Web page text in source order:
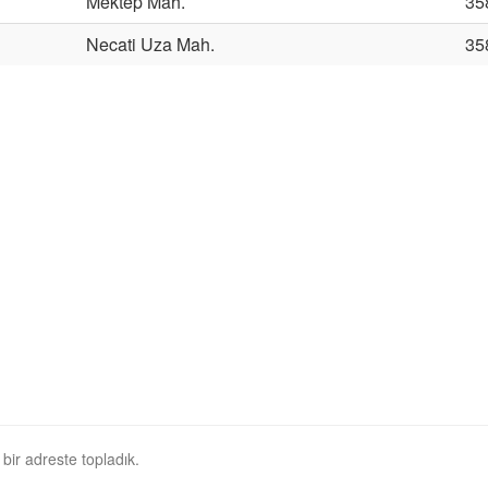
Necati Uza Mah.
adreste topladık.